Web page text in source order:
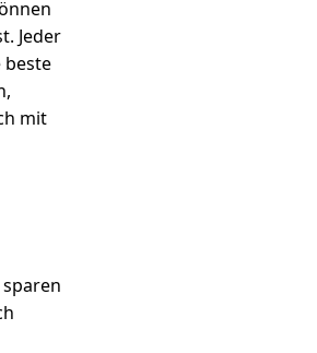
Jeder
beste
mit